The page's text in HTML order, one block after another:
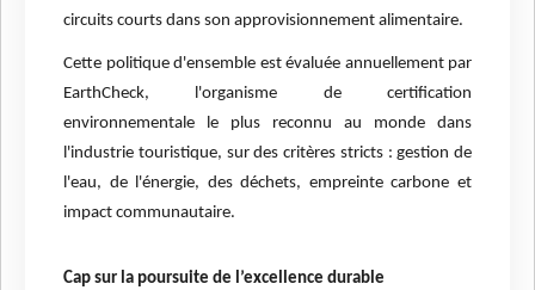
circuits courts dans son approvisionnement alimentaire.
Cette politique d'ensemble est évaluée annuellement par
EarthCheck, l'organisme de certification
environnementale le plus reconnu au monde dans
l'industrie touristique, sur des critères stricts : gestion de
l'eau, de l'énergie, des déchets, empreinte carbone et
impact communautaire.
Cap sur la poursuite de l’excellence durable